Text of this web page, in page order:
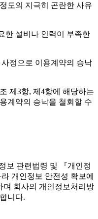
도의 지극히 곤란한 사유
한 설비나 인력이 부족한
정으로 이용계약의 승낙
제3항, 제4항에 해당하는
계약의 승낙을 철회할 수
보 관련법령 및 『개인정
개인정보 안전성 확보에
며 회사의 개인정보처리방
니다.